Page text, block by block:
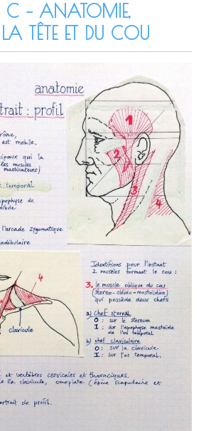
C – ANATOMIE,
TÊTE ET DU COU